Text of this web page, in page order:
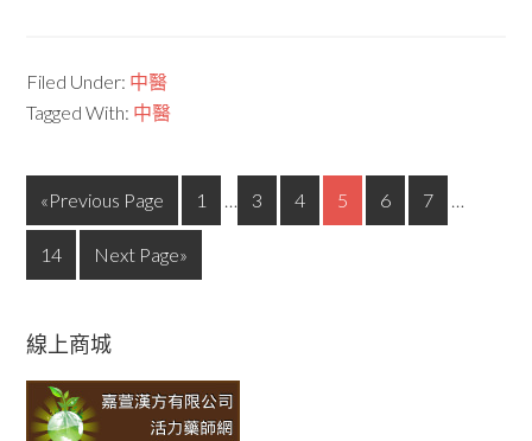
Filed Under: 中醫
Tagged With: 中醫
«Previous Page 1 … 3 4 5 6 7 …
14 Next Page»
線上商城